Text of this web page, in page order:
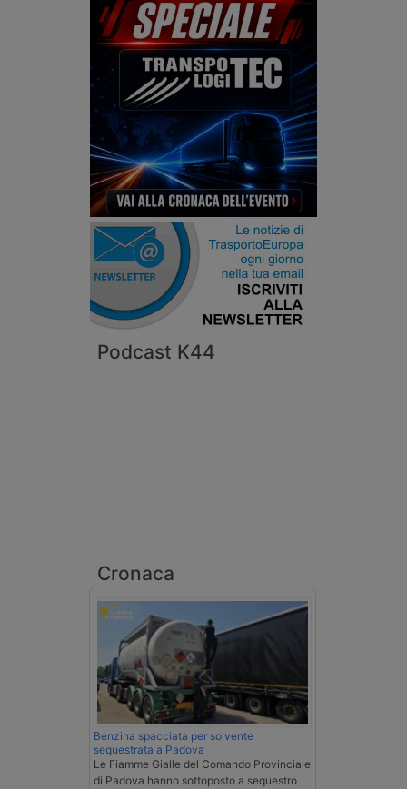
Podcast K44
Cronaca
Benzina spacciata per solvente
sequestrata a Padova
Le Fiamme Gialle del Comando Provinciale
di Padova hanno sottoposto a sequestro